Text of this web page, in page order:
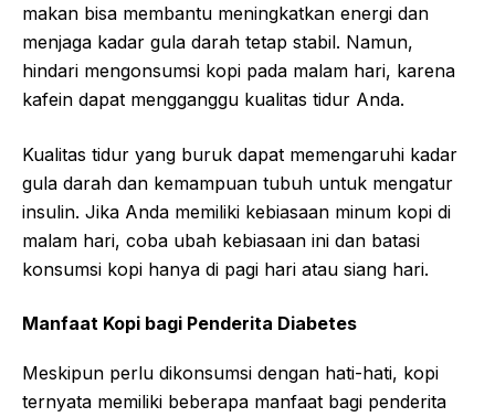
makan bisa membantu meningkatkan energi dan
menjaga kadar gula darah tetap stabil. Namun,
hindari mengonsumsi kopi pada malam hari, karena
kafein dapat mengganggu kualitas tidur Anda.
Kualitas tidur yang buruk dapat memengaruhi kadar
gula darah dan kemampuan tubuh untuk mengatur
insulin. Jika Anda memiliki kebiasaan minum kopi di
malam hari, coba ubah kebiasaan ini dan batasi
konsumsi kopi hanya di pagi hari atau siang hari.
Manfaat Kopi bagi Penderita Diabetes
Meskipun perlu dikonsumsi dengan hati-hati, kopi
ternyata memiliki beberapa manfaat bagi penderita